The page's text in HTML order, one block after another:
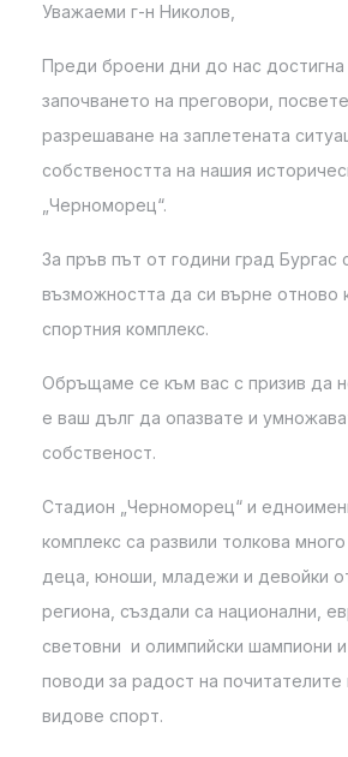
Уважаеми г-н Николов,
Преди броени дни до нас
започването на преговори,
разрешаване на заплетената
собствеността на нашия
„Черноморец“.
За пръв път от години град Бургас
възможността да си върне отново
спортния комплекс.
Обръщаме се към вас с призив да
е ваш дълг да опазвате и
собственост.
Стадион „Черноморец“ и
комплекс са развили толкова
деца, юноши, младежи и девойки
региона, създали са национални,
световни и олимпийски шампиони
поводи за радост на почитателите
видове спорт.